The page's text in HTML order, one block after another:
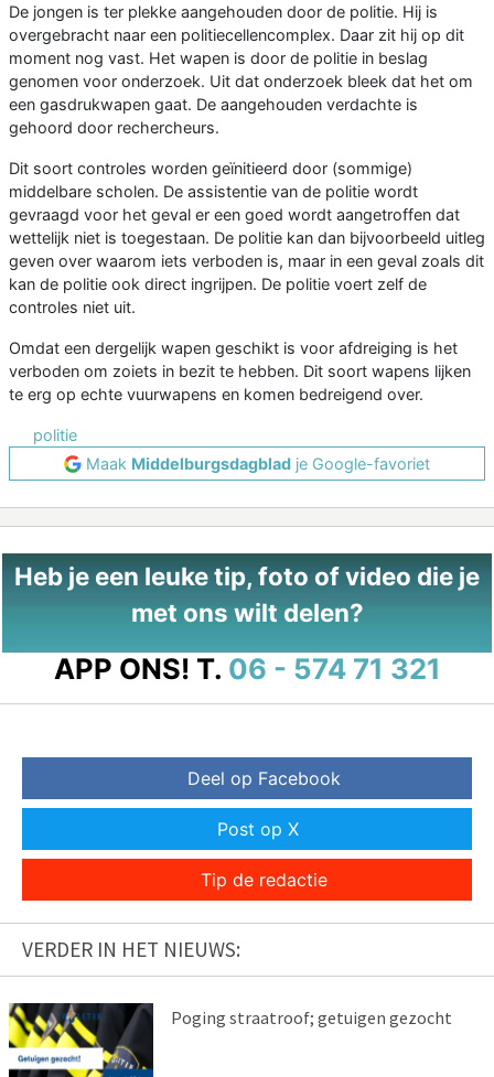
De jongen is ter plekke aangehouden door de politie. Hij is
overgebracht naar een politiecellencomplex. Daar zit hij op dit
moment nog vast. Het wapen is door de politie in beslag
genomen voor onderzoek. Uit dat onderzoek bleek dat het om
een gasdrukwapen gaat. De aangehouden verdachte is
gehoord door rechercheurs.
Dit soort controles worden geïnitieerd door (sommige)
middelbare scholen. De assistentie van de politie wordt
gevraagd voor het geval er een goed wordt aangetroffen dat
wettelijk niet is toegestaan. De politie kan dan bijvoorbeeld uitleg
geven over waarom iets verboden is, maar in een geval zoals dit
kan de politie ook direct ingrijpen. De politie voert zelf de
controles niet uit.
Omdat een dergelijk wapen geschikt is voor afdreiging is het
verboden om zoiets in bezit te hebben. Dit soort wapens lijken
te erg op echte vuurwapens en komen bedreigend over.
politie
Maak Middelburgsdagblad je Google-favoriet
Heb je een leuke tip, foto of video die je
met ons wilt delen?
APP ONS! T. 06 - 574 71 321
Deel op Facebook
Post op X
Tip de redactie
VERDER IN HET NIEUWS:
Poging straatroof; getuigen gezocht